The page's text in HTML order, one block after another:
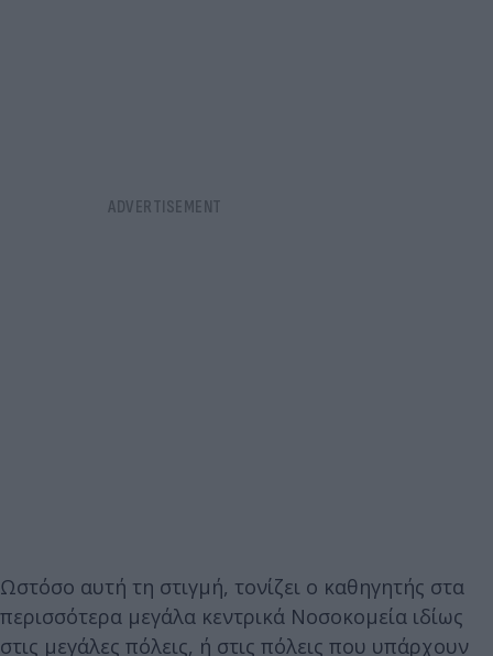
Ωστόσο αυτή τη στιγμή, τονίζει ο καθηγητής στα
περισσότερα μεγάλα κεντρικά Νοσοκομεία ιδίως
στις μεγάλες πόλεις, ή στις πόλεις που υπάρχουν